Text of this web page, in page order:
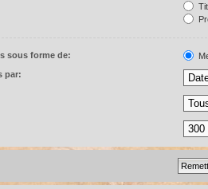
sous forme de:
par: